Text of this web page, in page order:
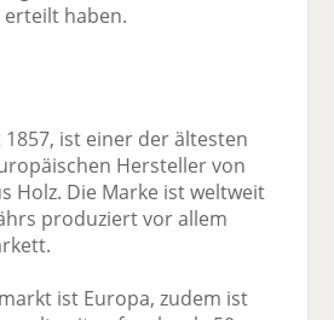
haben.
ist einer der ältesten
Hersteller von
Holz. Die Marke ist weltweit
produziert vor allem
ist Europa, zudem ist